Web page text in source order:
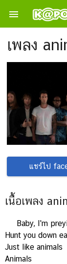

เพลง
แชร์ไป
เนื้อเพลง
Baby, I'm
Hunt you down
Just like animals
Animals